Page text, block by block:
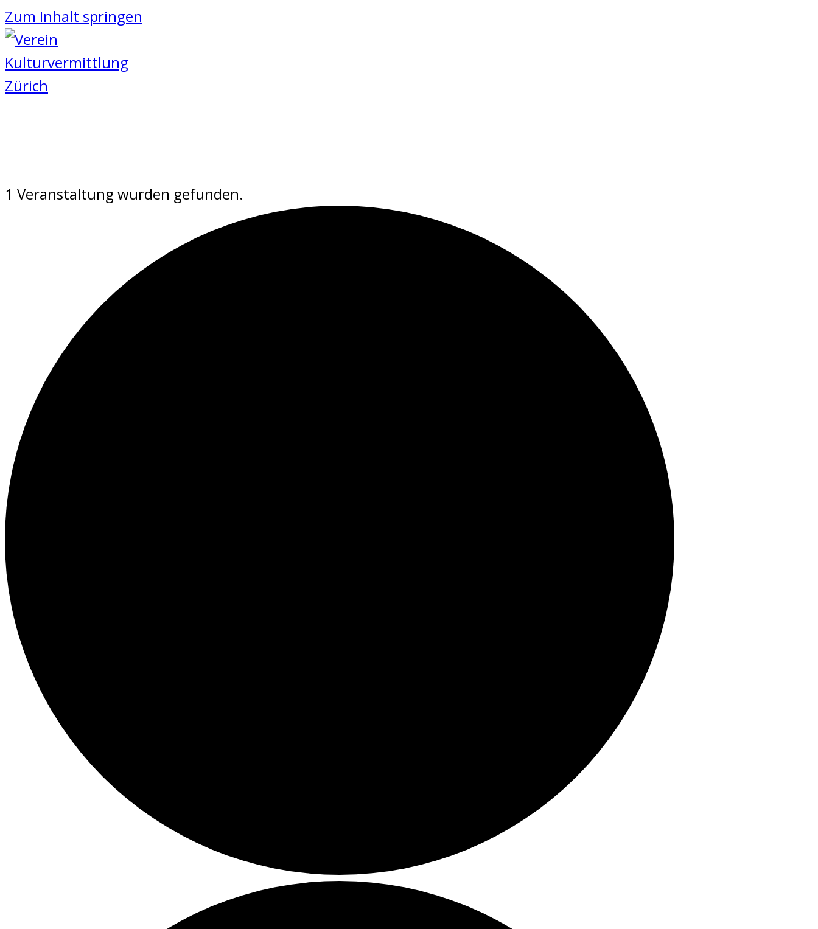
Zum Inhalt springen
1 Veranstaltung wurden gefunden.